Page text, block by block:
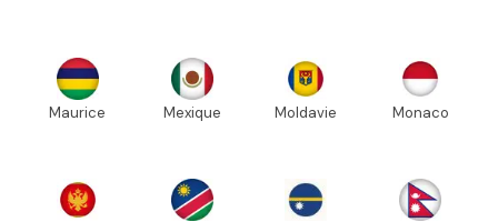
Maurice Mexique Moldavie Monaco